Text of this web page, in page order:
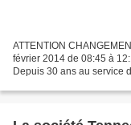
ATTENTION
février 2014 de 08:45 à
Depuis 30 ans au service